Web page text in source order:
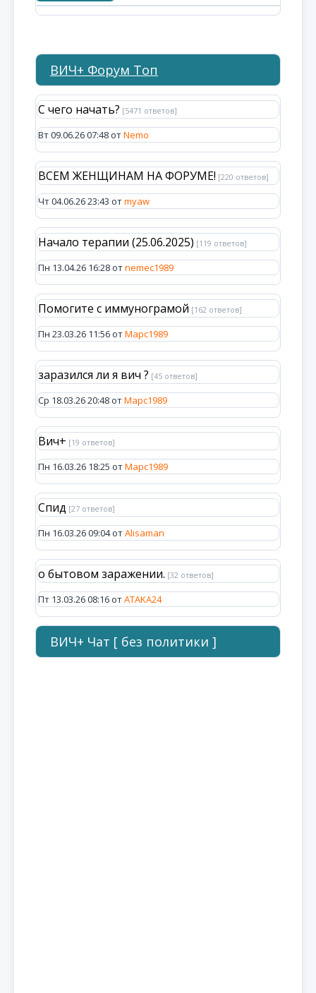
ВИЧ+ Форум Топ
С чего начать? [5471 ответов]
Вт 09.06.26 07:48 отNemo
ВСЕМ ЖЕНЩИНАМ НА ФОРУМЕ! [220 ответов]
Чт 04.06.26 23:43 отmyaw
Начало терапии (25.06.2025) [119 ответов]
Пн 13.04.26 16:28 отnemec1989
Помогите с иммунограмой [162 ответов]
Пн 23.03.26 11:56 отМарс1989
заразился ли я вич ? [45 ответов]
Ср 18.03.26 20:48 отМарс1989
Вич+ [19 ответов]
Пн 16.03.26 18:25 отМарс1989
Спид [27 ответов]
Пн 16.03.26 09:04 отAlisaman
о бытовом заражении. [32 ответов]
Пт 13.03.26 08:16 отATAKA24
ВИЧ+ Чат [ без политики ]